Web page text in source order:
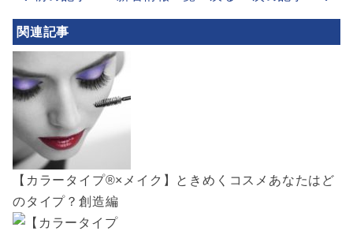
関連記事
【カラータイプ®️×メイク】ときめくコスメあなたはど
のタイプ？創造編